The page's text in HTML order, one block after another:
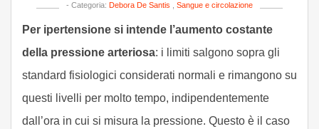
- Categoria: Debora De Santis Sangue e circolazione
Per ipertensione si intende l’aumento costante
della pressione arteriosa: i limiti salgono sopra gli
standard fisiologici considerati normali e rimangono su
questi livelli per molto tempo, indipendentemente
dall’ora in cui si misura la pressione. Questo è il caso